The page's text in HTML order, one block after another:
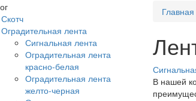
Главная
В нашей
Скотч
Оградительная лента
Сигнальная лента
Оградительная лента
красно-белая
Оградительная лента
желто-черная